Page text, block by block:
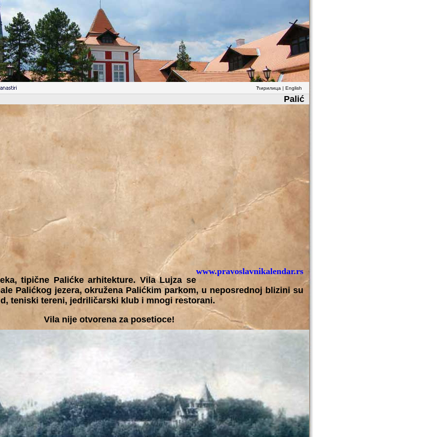
Ћирилица | English
Palić
www.pravoslavnikalendar.rs
tipične Palićke arhitekture. Vila Lujza se
Palićkog jezera, okružena Palićkim parkom, u neposrednoj blizini su
teniski tereni, jedriličarski klub i mnogi restorani.
Vila nije otvorena za posetioce!